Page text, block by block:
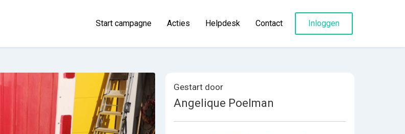
Start campagne Acties Helpdesk Contact Inloggen
Gestart door
Angelique Poelman